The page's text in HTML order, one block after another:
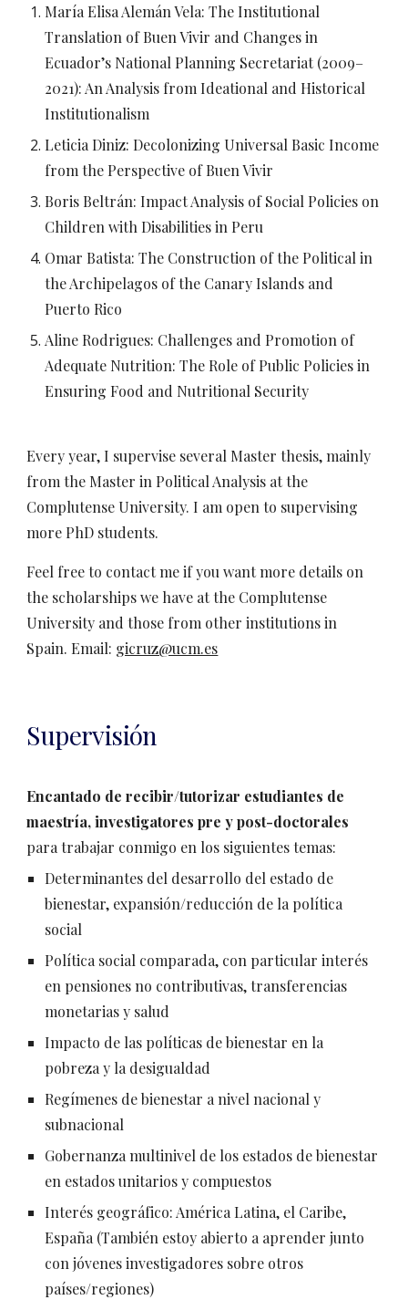
María Elisa Alemán Vela: The Institutional
Translation of Buen Vivir and Changes in
Ecuador’s National Planning Secretariat (2009–
2021): An Analysis from Ideational and Historical
Institutionalism
Leticia Diniz: Decolonizing Universal Basic Income
from the Perspective of Buen Vivir
Boris Beltrán: Impact Analysis of Social Policies on
Children with Disabilities in Peru
Omar Batista: The Construction of the Political in
the Archipelagos of the Canary Islands and
Puerto Rico
Aline Rodrigues: Challenges and Promotion of
Adequate Nutrition: The Role of Public Policies in
Ensuring Food and Nutritional Security
Every year, I supervise several Master thesis, mainly
from the Master in Political Analysis at the
Complutense University. I am open to supervising
more PhD students.
Feel free to contact me if you want more details on
the scholarships we have at the Complutense
University and those from other institutions in
Spain. Email: gicruz@ucm.es
Supervisión
Encantado de recibir/tutorizar estudiantes de
maestría, investigatores pre y post-doctorales
para trabajar conmigo en los siguientes temas:
Determinantes del desarrollo del estado de
bienestar, expansión/reducción de la política
social
Política social comparada, con particular interés
en pensiones no contributivas, transferencias
monetarias y salud
Impacto de las políticas de bienestar en la
pobreza y la desigualdad
Regímenes de bienestar a nivel nacional y
subnacional
Gobernanza multinivel de los estados de bienestar
en estados unitarios y compuestos
Interés geográfico: América Latina, el Caribe,
España (También estoy abierto a aprender junto
con jóvenes investigadores sobre otros
países/regiones)